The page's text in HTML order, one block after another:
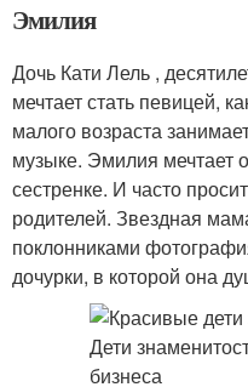
Эмилия
Дочь Кати Лель ,
мечтает стать певицей,
малого возраста
музыке. Эмилия мечтает
сестренке. И часто
родителей. Звездная
поклонниками
дочурки, в которой она